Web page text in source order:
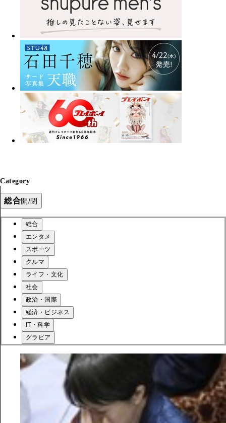
Category
総合開/閉
総合
エンタメ
スポーツ
クルマ
ライフ・文化
社会
政治・国際
経済・ビジネス
IT・科学
グラビア